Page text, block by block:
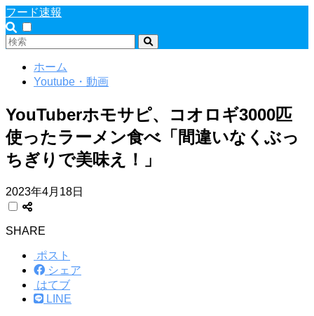
フード速報
ホーム
Youtube・動画
YouTuberホモサピ、コオロギ3000匹
使ったラーメン食べ「間違いなくぶっ
ちぎりで美味え！」
2023年4月18日
SHARE
ポスト
シェア
はてブ
LINE